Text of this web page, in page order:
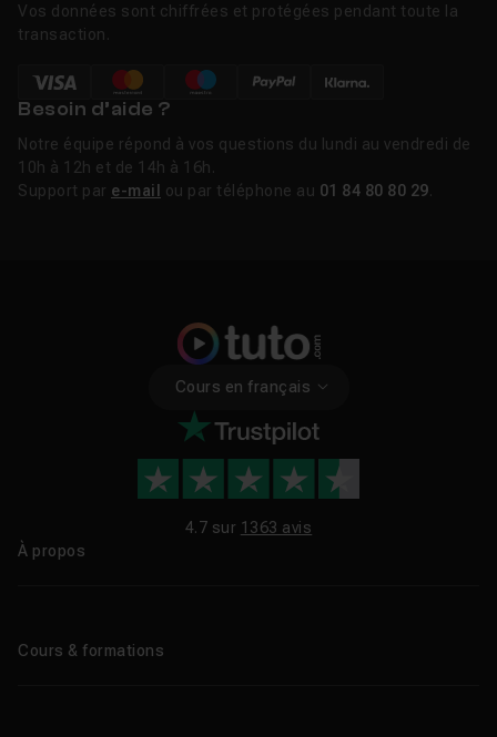
Vos données sont chiffrées et protégées pendant toute la
transaction.
Besoin d’aide ?
Notre équipe répond à vos questions du lundi au vendredi de
10h à 12h et de 14h à 16h.
Support par e-mail ou par téléphone au 01 84 80 80 29
Cours en français
4.7 sur 1363 avis
À propos
Cours & formations